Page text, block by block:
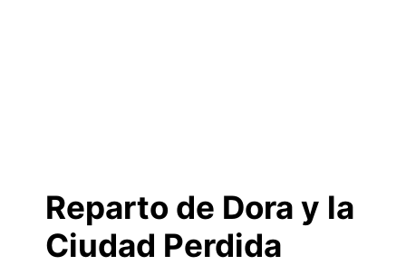
Reparto de Dora y la
Ciudad Perdida